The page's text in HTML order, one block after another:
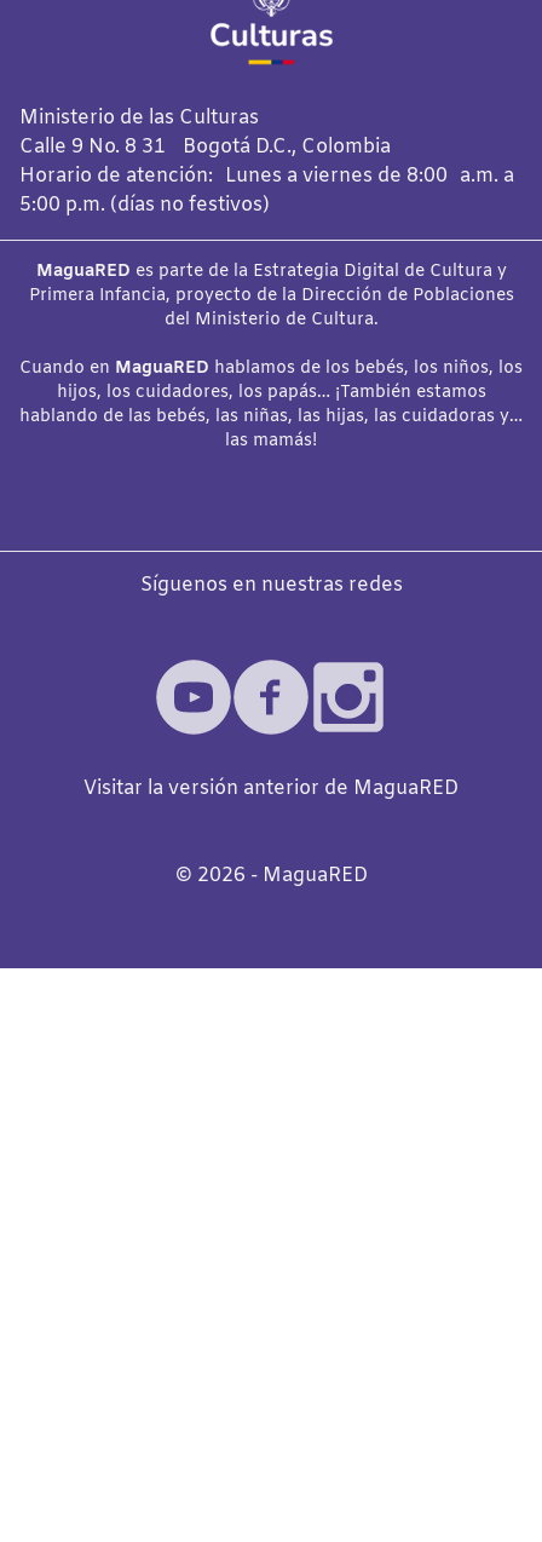
Ministerio de las Culturas
Calle 9 No. 8 31 Bogotá D.C., Colombia
Horario de atención: Lunes a viernes de 8:00 a.m. a
5:00 p.m. (días no festivos)
MaguaRED es parte de la Estrategia Digital de Cultura y
Primera Infancia, proyecto de la Dirección de Poblaciones
del Ministerio de Cultura.
Cuando en MaguaRED hablamos de los bebés, los niños, los
hijos, los cuidadores, los papás… ¡También estamos
hablando de las bebés, las niñas, las hijas, las cuidadoras y…
las mamás!
Síguenos en nuestras redes
Visitar la versión anterior de MaguaRED
©️ 2026 - MaguaRED